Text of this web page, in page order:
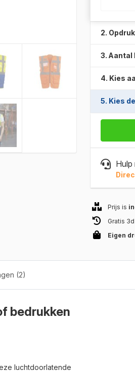
2.
3. Aantal
4. Kies
5. Kies
Hulp
Prijs is
Gratis
Eigen
(2)
bedrukken
luchtdoorlatende